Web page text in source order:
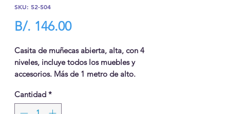
SKU: 52-504
B/. 146.00Precio
Casita de muñecas abierta, alta, con 4
niveles, incluye todos los muebles y
accesorios. Más de 1 metro de alto.
detalles, y un tamaño especial para
muchos momentos de juego.
Cantidad *